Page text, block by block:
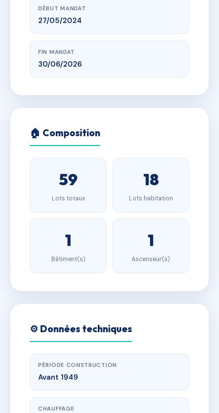
DÉBUT MANDAT
27/05/2024
FIN MANDAT
30/06/2026
🏠 Composition
59
Lots totaux
18
Lots habitation
1
Bâtiment(s)
1
Ascenseur(s)
⚙️ Données techniques
PÉRIODE CONSTRUCTION
Avant 1949
CHAUFFAGE